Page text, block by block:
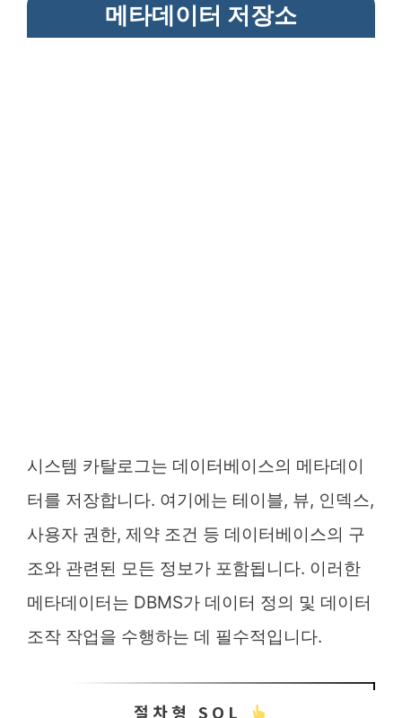
메타데이터 저장소
시스템 카탈로그는 데이터베이스의 메타데이
터를 저장합니다. 여기에는 테이블, 뷰, 인덱스,
사용자 권한, 제약 조건 등 데이터베이스의 구
조와 관련된 모든 정보가 포함됩니다. 이러한
메타데이터는 DBMS가 데이터 정의 및 데이터
조작 작업을 수행하는 데 필수적입니다.
절차형 SQL